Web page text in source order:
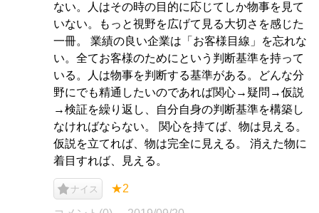
ない。人はその時の目的に応じてしか物事を見て
いない。もっと視野を広げて見る大切さを感じた
一冊。 業績の良い企業は「お客様目線」を忘れな
い。全てお客様のためにという判断基準を持って
いる。人は物事を判断する基準がある。どんな分
野にでも精通したいのであれば関心→疑問→仮説
→検証を繰り返し、自分自身の判断基準を構築し
なければならない。 関心を持てば、物は見える。
仮説を立てれば、物は完全に見える。 消えた物に
着目すれば、見える。
ナイス ★2